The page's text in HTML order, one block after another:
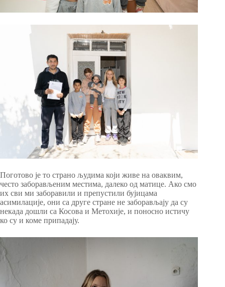
Поготово је то страно људима који живе на оваквим,
често заборављеним местима, далеко од матице. Ако смо
их сви ми заборавили и препустили бујицама
асимилације, они са друге стране не заборављају да су
некада дошли са Косова и Метохије, и поносно истичу
ко су и коме припадају.